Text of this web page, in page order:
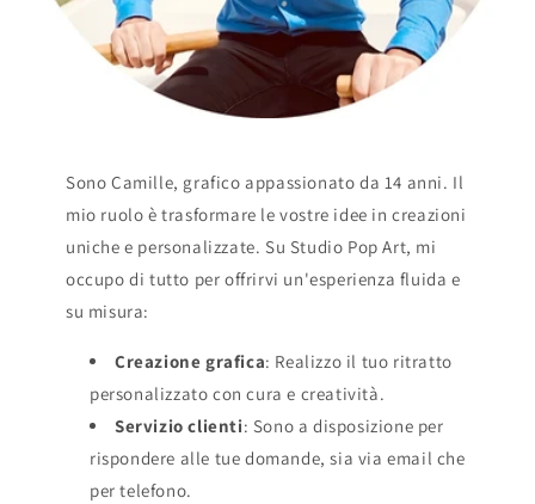
Sono Camille, grafico appassionato da 14 anni. Il
mio ruolo è trasformare le vostre idee in creazioni
uniche e personalizzate. Su Studio Pop Art, mi
occupo di tutto per offrirvi un'esperienza fluida e
su misura:
Creazione grafica: Realizzo il tuo ritratto
personalizzato con cura e creatività.
Servizio clienti: Sono a disposizione per
rispondere alle tue domande, sia via email che
per telefono.